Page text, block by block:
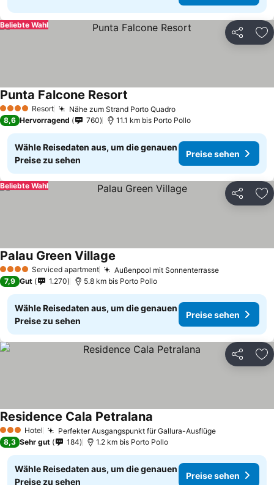
Teilen
Beliebte Wahl
4 Sterne Resort Nähe zum Strand Porto Quadro
Punta Falcone Resort
8,6 Hervorragend 760 11.1 km bis Porto Pollo
Wähle Reisedaten aus, um die genauen
Preise zu sehen
Preise sehen
Teilen
Beliebte Wahl
4 Sterne Serviced apartment Außenpool mit Sonnenterrasse
Palau Green Village
7,9 Gut 1.270 5.8 km bis Porto Pollo
Wähle Reisedaten aus, um die genauen
Preise zu sehen
Preise sehen
Teilen
3 SterneHotel Perfekter Ausgangspunkt für Gallura-Ausflüge
Residence Cala Petralana
8,3 Sehr gut 184 1.2 km bis Porto Pollo
Wähle Reisedaten aus, um die genauen
Preise zu sehen
Preise sehen